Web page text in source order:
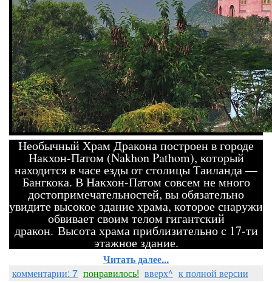
Необычный Храм Дракона построен в городе
Накхон-Патом (Nakhon Pathom), который
находится в часе езды от столицы Таиланда —
Бангкока. В Накхон-Патом совсем не много
достопримечательностей, вы обязательно
увидите высокое здание храма, которое снаружи
обвивает своим телом гигантский
дракон. Высота храма приблизительно с 17-ти
этажное здание.
Читать далее...
комментарии: 7 понравилось! вверх^ к полной версии